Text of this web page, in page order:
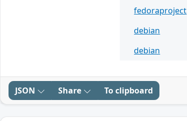
fedoraproject
debian
debian
JSON Share To clipboard